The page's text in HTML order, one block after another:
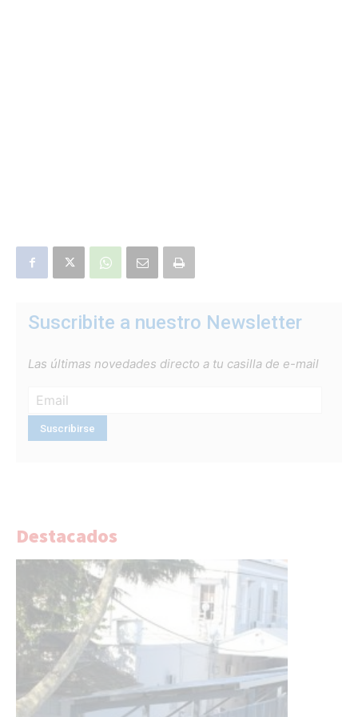
Suscribite a nuestro Newsletter
Las últimas novedades directo a tu casilla de e-mail
Destacados